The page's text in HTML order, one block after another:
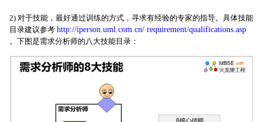
2) 对于技能，最好通过训练的方式，寻求有经验的专家的指导。具体技能
目录建议参考 http://iperson.uml.com.cn/ requirement/qualifications.asp
。下图是需求分析师的八大技能目录：